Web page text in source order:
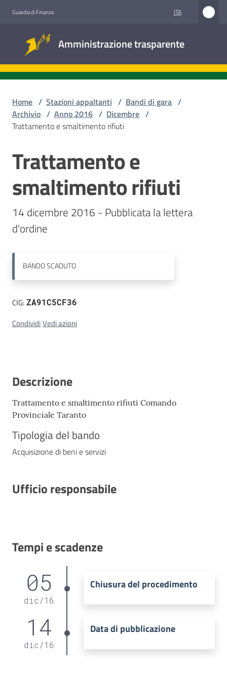
Guardia di Finanza ITA
Amministrazione trasparente
trasparente
Stazioni
appaltanti
Contatti
Home / Stazioni appaltanti / Bandi di gara /
Archivio / Anno 2016 / Dicembre /
Trattamento e smaltimento rifiuti
Salta al contenuto
Trattamento e
smaltimento rifiuti
14 dicembre 2016 - Pubblicata la lettera
BANDOSCADUTO
CIG:ZA91C5CF36
CondividiVedi azioni
Descrizione
Trattamento e smaltimento rifiuti Comando
Provinciale Taranto
Tipologia del bando
Acquisizione di beni e servizi
Ufficio responsabile
Tempi e scadenze
05
dic /16
Chiusura del procedimento
14
dic /16
Data di pubblicazione